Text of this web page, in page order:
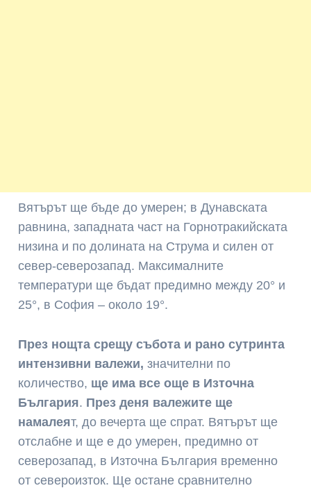
Вятърът ще бъде до умерен; в Дунавската
равнина, западната част на Горнотракийската
низина и по долината на Струма и силен от
север-северозапад. Максималните
температури ще бъдат предимно между 20° и
25°, в София – около 19°.
През нощта срещу събота и рано сутринта
интензивни валежи, значителни по
количество, ще има все още в Източна
България. През деня валежите ще
намалеят, до вечерта ще спрат. Вятърът ще
отслабне и ще е до умерен, предимно от
северозапад, в Източна България временно
от североизток. Ще остане сравнително